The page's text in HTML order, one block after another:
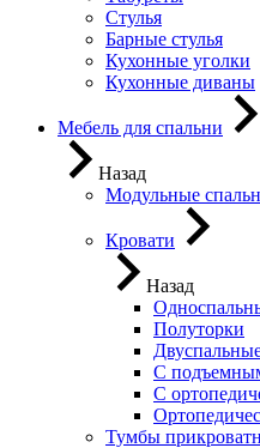
Стулья
Барные стулья
Кухонные уголки
Кухонные диваны
Мебель для спальни
Назад
Модульные
Кровати
Назад
Полуторки
С
С
Тумбы